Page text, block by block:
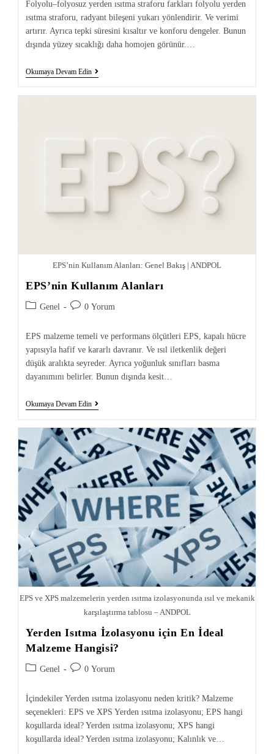
Folyolu–folyosuz yerden ısıtma straforu farkları folyolu yerden
ısıtma straforu, radyant bileşeni yukarı yönlendirir. Ve verimi
artırır. Ayrıca tepki süresini kısaltır ve konforu dengeler. Bunun
dışında yüzey sıcaklığı daha homojen görünür.…
Okumaya Devam Edin
EPS’nin Kullanım Alanları: Genel Bakış | ANDPOL
EPS’nin Kullanım Alanları
Genel 0 Yorum
EPS malzeme temeli ve performans ölçütleri EPS, kapalı hücre
yapısıyla hafif ve kararlı davranır. Ve ısıl iletkenlik değeri
düşük aralıkta seyreder. Ayrıca yoğunluk sınıfları basma
dayanımını belirler. Bunun dışında kesit…
Okumaya Devam Edin
EPS ve XPS malzemelerin yerden ısıtma izolasyonunda ısıl ve mekanik
karşılaştırma tablosu – ANDPOL
Yerden Isıtma İzolasyonu için En İdeal
Malzeme Hangisi?
Genel 0 Yorum
İçindekiler Yerden ısıtma izolasyonu neden kritik? Malzeme
seçenekleri: EPS ve XPS Yerden ısıtma izolasyonu; EPS hangi
koşullarda ideal? Yerden ısıtma izolasyonu; XPS hangi
koşullarda ideal? Yerden ısıtma izolasyonu; Kalınlık ve…